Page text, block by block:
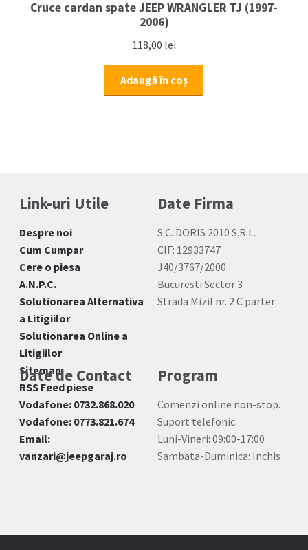
Cruce cardan spate JEEP WRANGLER TJ (1997-
2006)
118,00 lei
Adaugă în coș
Link-uri Utile
Despre noi
Cum Cumpar
Cere o piesa
A.N.P.C.
Solutionarea Alternativa
a Litigiilor
Solutionarea Online a
Litigiilor
Sitemap
RSS Feed piese
Date Firma
S.C. DORIS 2010 S.R.L.
CIF: 12933747
J40/3767/2000
Bucuresti Sector 3
Strada Mizil nr. 2 C parter
Date de Contact
Vodafone: 0732.868.020
Vodafone: 0773.821.674
Email:
vanzari@jeepgaraj.ro
Program
Comenzi online non-stop.
Suport telefonic:
Luni-Vineri: 09:00-17:00
Sambata-Duminica: Inchis